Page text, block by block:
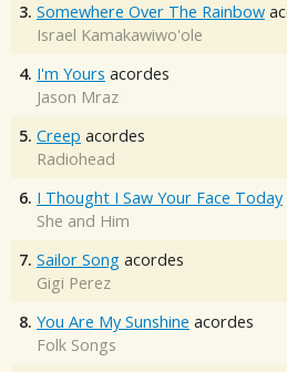
3. Somewhere Over The Rainbow
Israel Kamakawiwo'ole
4. I'm Yours acordes
Jason Mraz
5. Creep acordes
Radiohead
6. I Thought I Saw Your Face Today
She and Him
7. Sailor Song acordes
Gigi Perez
8. You Are My Sunshine acordes
Folk Songs